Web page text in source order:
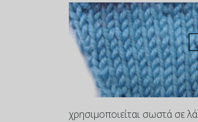
χρησιμοποιείται σωστά σε